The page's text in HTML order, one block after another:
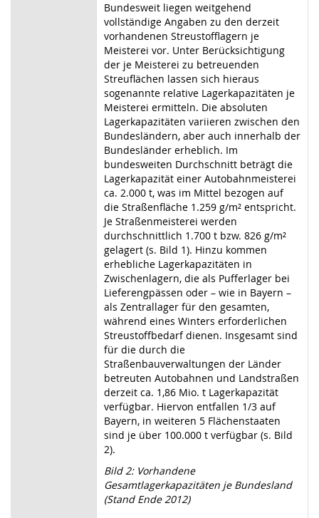
Bundesweit liegen weitgehend
vollständige Angaben zu den derzeit
vorhandenen Streustofflagern je
Meisterei vor. Unter Berücksichtigung
der je Meisterei zu betreuenden
Streuflächen lassen sich hieraus
sogenannte relative Lagerkapazitäten je
Meisterei ermitteln. Die absoluten
Lagerkapazitäten variieren zwischen den
Bundesländern, aber auch innerhalb der
Bundesländer erheblich. Im
bundesweiten Durchschnitt beträgt die
Lagerkapazität einer Autobahnmeisterei
ca. 2.000 t, was im Mittel bezogen auf
die Straßenfläche 1.259 g/m² entspricht.
Je Straßenmeisterei werden
durchschnittlich 1.700 t bzw. 826 g/m²
gelagert (s. Bild 1). Hinzu kommen
erhebliche Lagerkapazitäten in
Zwischenlagern, die als Pufferlager bei
Lieferengpässen oder – wie in Bayern –
als Zentrallager für den gesamten,
während eines Winters erforderlichen
Streustoffbedarf dienen. Insgesamt sind
für die durch die
Straßenbauverwaltungen der Länder
betreuten Autobahnen und Landstraßen
derzeit ca. 1,86 Mio. t Lagerkapazität
verfügbar. Hiervon entfallen 1/3 auf
Bayern, in weiteren 5 Flächenstaaten
sind je über 100.000 t verfügbar (s. Bild
2).
Bild 2: Vorhandene
Gesamtlagerkapazitäten je Bundesland
(Stand Ende 2012)